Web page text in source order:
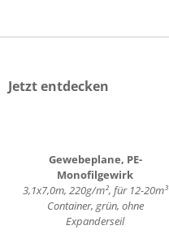
Jetzt entdecken
Gewebeplane, PE-
Monofilgewirk
3,1x7,0m, 220g/m², für 12-20m³
Container, grün, ohne
Expanderseil